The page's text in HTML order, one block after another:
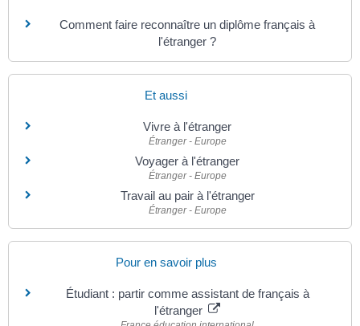
Comment faire reconnaître un diplôme français à
l'étranger ?
Et aussi
Vivre à l'étranger
Étranger - Europe
Voyager à l'étranger
Étranger - Europe
Travail au pair à l'étranger
Étranger - Europe
Pour en savoir plus
Étudiant : partir comme assistant de français à
l'étranger